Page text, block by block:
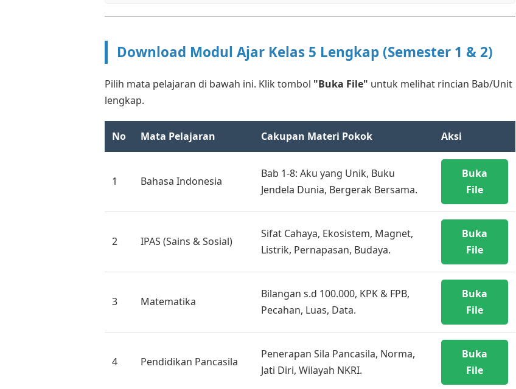
Download Modul Ajar Kelas 5 Lengkap (Semester 1 & 2)
Pilih mata pelajaran di bawah ini. Klik tombol "Buka File" untuk melihat rincian Bab/Unit
lengkap.
No Mata Pelajaran Cakupan Materi Pokok Aksi
1 Bahasa Indonesia
Bab 1-8: Aku yang Unik, Buku
Jendela Dunia, Bergerak Bersama.
Buka
File
2 IPAS (Sains & Sosial)
Sifat Cahaya, Ekosistem, Magnet,
Listrik, Pernapasan, Budaya.
Buka
File
3 Matematika
Bilangan s.d 100.000, KPK & FPB,
Pecahan, Luas, Data.
Buka
File
4 Pendidikan Pancasila
Penerapan Sila Pancasila, Norma,
Jati Diri, Wilayah NKRI.
Buka
File